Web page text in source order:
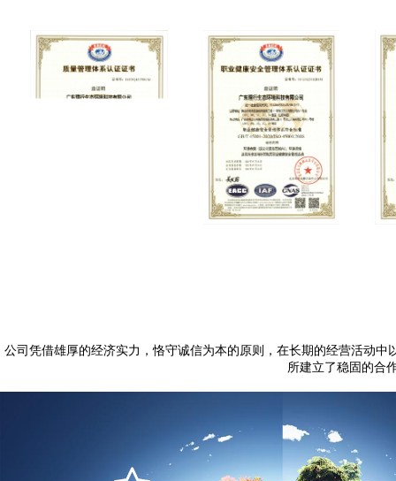
公司凭借雄厚的经济实力，恪守诚信为本的原则，在长期的经营活动
所建立了稳固的合